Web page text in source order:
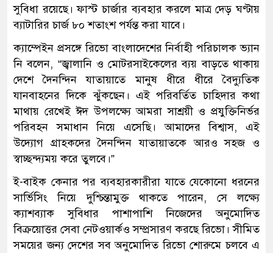
সুবিধা রয়েছে। ফাস্ট চার্জার ব্যবহার করলে মাত্র দেড় ঘণ্টায়
ব্যাটারির চার্জ ৮০ শতাংশ পর্যন্ত করা যাবে।
ক্যাম্পেইন প্রসঙ্গে রিভো বাংলাদেশের নির্বাহী পরিচালক ভ্যান
নি বলেন, “জ্বালানি ও মোটরসাইকেলের ব্যয় বাড়তে থাকায়
দেশে দৈনন্দিন যাতায়াতে মানুষ ধীরে ধীরে বৈদ্যুতিক
যানবাহনের দিকে ঝুঁকছেন। এই পরিবর্তিত চাহিদার কথা
মাথায় রেখেই ঈদ উপলক্ষ্যে আমরা সাশ্রয়ী ও প্রযুক্তিনির্ভর
পরিবহন সমাধান নিয়ে এসেছি। আমাদের বিশ্বাস, এই
উদ্যোগ গ্রাহকদের দৈনন্দিন যাতায়াতকে আরও সহজ ও
স্বাচ্ছন্দ্যময় করে তুলবে।”
ই-বাইক কেনার পর ব্যবহারকারীরা যাতে যেকোনো ধরনের
সার্ভিসিং নিয়ে দুশ্চিন্তামুক্ত থাকতে পারেন, সে লক্ষ্যে
ক্যাশব্যাক সুবিধার পাশাপাশি নিজেদের অনুমোদিত
বিক্রয়োত্তর সেবা নেটওয়ার্কও সম্প্রসারণ করছে রিভো। সীমিত
সময়ের জন্য দেশের সব অনুমোদিত রিভো শোরুমে চলবে এ